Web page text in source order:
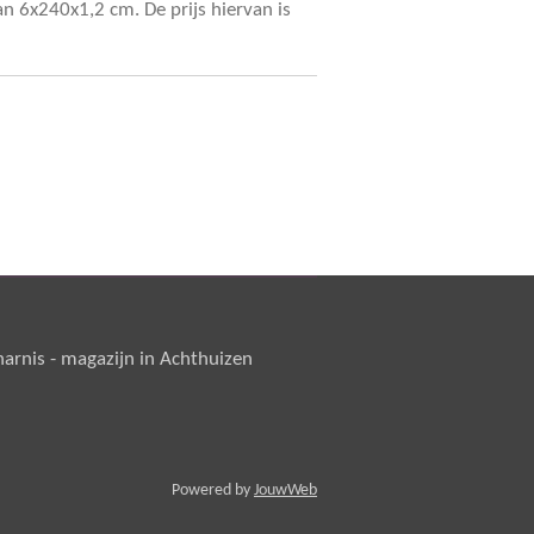
6x240x1,2 cm. De prijs hiervan is
- magazijn in Achthuizen
Powered by JouwWeb